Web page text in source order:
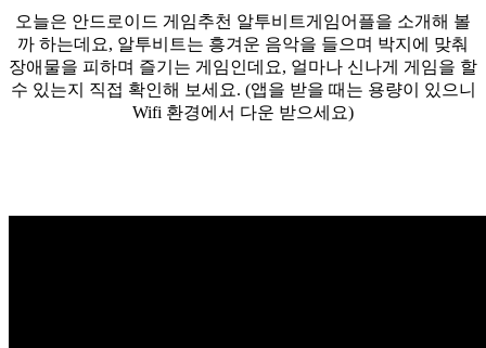
오늘은 안드로이드 게임추천 알투비트게임어플을 소개해 볼
까 하는데요, 알투비트는 흥겨운 음악을 들으며 박지에 맞춰
장애물을 피하며 즐기는 게임인데요, 얼마나 신나게 게임을 할
수 있는지 직접 확인해 보세요. (앱을 받을 때는 용량이 있으니
Wifi 환경에서 다운 받으세요)